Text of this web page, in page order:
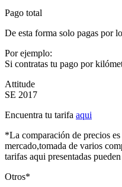
Pago total
De esta forma solo pagas por
Por ejemplo:
Si contratas tu pago por
Attitude
SE 2017
Encuentra tu tarifa aqui
*La comparación de precios
mercado,tomada de varios
tarifas aqui presentadas
Otros*